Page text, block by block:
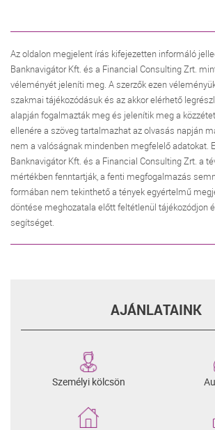
Az oldalon megjelent írás kifejezetten informáló
Banknavigátor Kft. és a Financial Consulting Zrt.
véleményét jeleníti meg. A szerzők ezen
szakmai tájékozódásuk és az akkor elérhető
alapján fogalmazták meg és jelenítik meg a
ellenére a szöveg tartalmazhat az olvasás napján
nem a valóságnak mindenben megfelelő adatokat.
Banknavigátor Kft. és a Financial Consulting Zrt. a
mértékben fenntartják, a fenti megfogalmazás
formában nem tekinthető a tények egyértelmű
döntése meghozatala előtt feltétlenül tájékozódjon
segítséget.
AJÁNLATAINK
Személyi kölcsön